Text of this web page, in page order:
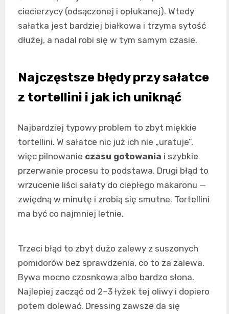
ciecierzycy (odsączonej i opłukanej). Wtedy
sałatka jest bardziej białkowa i trzyma sytość
dłużej, a nadal robi się w tym samym czasie.
Najczęstsze błędy przy sałatce
z tortellini i jak ich uniknąć
Najbardziej typowy problem to zbyt miękkie
tortellini. W sałatce nic już ich nie „uratuje”,
więc pilnowanie czasu gotowania i szybkie
przerwanie procesu to podstawa. Drugi błąd to
wrzucenie liści sałaty do ciepłego makaronu —
zwiędną w minutę i zrobią się smutne. Tortellini
ma być co najmniej letnie.
Trzeci błąd to zbyt dużo zalewy z suszonych
pomidorów bez sprawdzenia, co to za zalewa.
Bywa mocno czosnkowa albo bardzo słona.
Najlepiej zacząć od 2–3 łyżek tej oliwy i dopiero
potem dolewać. Dressing zawsze da się